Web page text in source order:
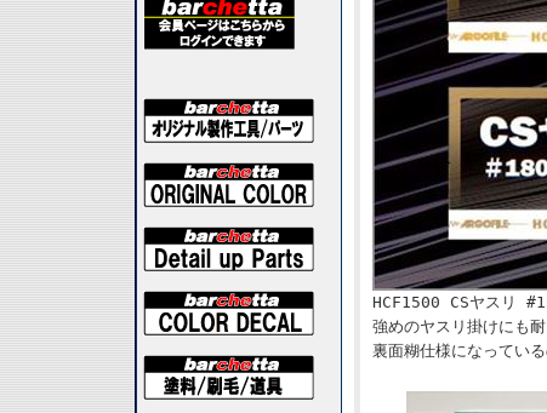
HCF1500 CSヤスリ
強めのヤスリ掛けにも
裏面糊仕様になってい